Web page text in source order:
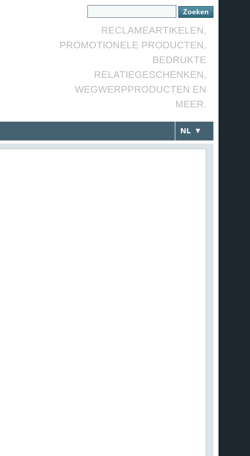
RECLAMEARTIKELEN,
PROMOTIONELE PRODUCTEN,
BEDRUKTE
RELATIEGESCHENKEN,
WEGWERPPRODUCTEN EN
MEER.
NL ▼